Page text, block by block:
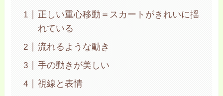
正しい重心移動＝スカートがきれいに揺
れている
流れるような動き
手の動きが美しい
視線と表情